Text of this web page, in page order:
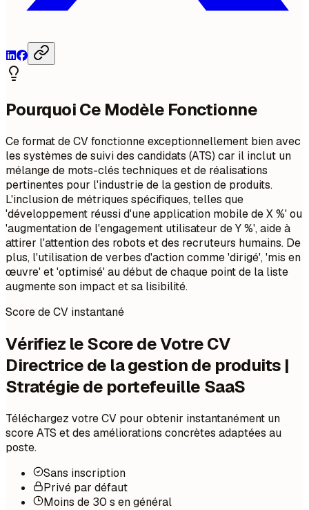
Pourquoi Ce Modèle Fonctionne
Ce format de CV fonctionne exceptionnellement bien avec
les systèmes de suivi des candidats (ATS) car il inclut un
mélange de mots-clés techniques et de réalisations
pertinentes pour l'industrie de la gestion de produits.
L'inclusion de métriques spécifiques, telles que
'développement réussi d'une application mobile de X %' ou
'augmentation de l'engagement utilisateur de Y %', aide à
attirer l'attention des robots et des recruteurs humains. De
plus, l'utilisation de verbes d'action comme 'dirigé', 'mis en
œuvre' et 'optimisé' au début de chaque point de la liste
augmente son impact et sa lisibilité.
Score de CV instantané
Vérifiez le Score de Votre CV
Directrice de la gestion de produits |
Stratégie de portefeuille SaaS
Téléchargez votre CV pour obtenir instantanément un
score ATS et des améliorations concrètes adaptées au
poste.
Sans inscription
Privé par défaut
Moins de 30 s en général